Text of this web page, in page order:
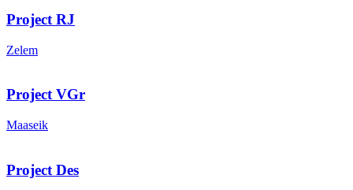
Project RJ
Zelem
Project VGr
Maaseik
Project Des